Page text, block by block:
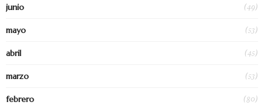
junio (49)
mayo (53)
abril (45)
marzo (53)
febrero (80)